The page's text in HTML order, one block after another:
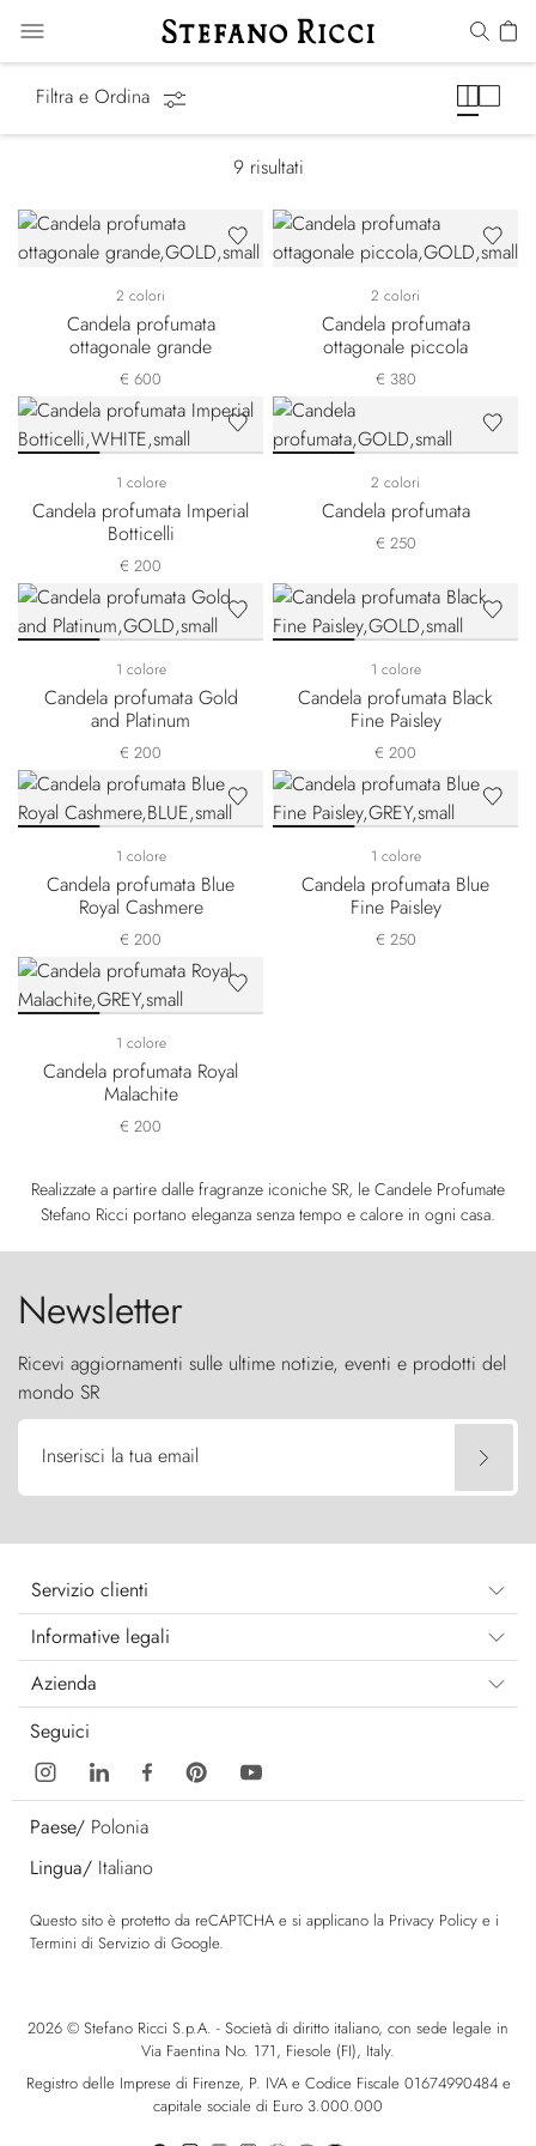
Filtra e Ordina
9 risultati
2 colori
Candela profumata
ottagonale grande
€ 600
2 colori
Candela profumata
ottagonale piccola
€ 380
1 colore
Candela profumata Imperial
Botticelli
€ 200
2 colori
Candela profumata
€ 250
1 colore
Candela profumata Gold
and Platinum
€ 200
1 colore
Candela profumata Black
Fine Paisley
€ 200
1 colore
Candela profumata Blue
Royal Cashmere
€ 200
1 colore
Candela profumata Blue
Fine Paisley
€ 250
1 colore
Candela profumata Royal
Malachite
€ 200
Realizzate a partire dalle fragranze iconiche SR, le Candele Profumate
Stefano Ricci portano eleganza senza tempo e calore in ogni casa.
Newsletter
Ricevi aggiornamenti sulle ultime notizie, eventi e prodotti del
mondo SR
Inserisci la tua email
Servizio clienti
Informative legali
Azienda
Seguici
Paese/ Polonia
Lingua/ Italiano
Questo sito è protetto da reCAPTCHA e si applicano la Privacy Policy e i
Termini di Servizio di Google.
2026 © Stefano Ricci S.p.A. - Società di diritto italiano, con sede legale in
Via Faentina No. 171, Fiesole (FI), Italy.
Registro delle Imprese di Firenze, P. IVA e Codice Fiscale 01674990484 e
capitale sociale di Euro 3.000.000